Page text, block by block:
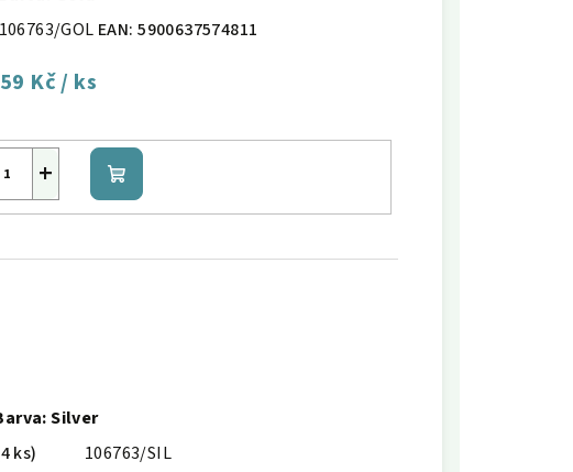
106763/GOL EAN: 5900637574811
59 Kč/ ks
+ Do
košíku
Silver
ks) 106763/SIL